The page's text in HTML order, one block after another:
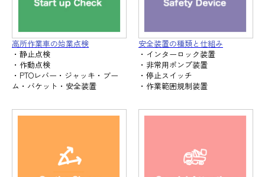
高所作業車の始業点検
・静止点検
・作動点検
・PTOレバー・ジャッキ・ブー
ム・バケット・安全装置
安全装置の種類と仕組み
・インターロック装置
・非常用ポンプ装置
・停止スイッチ
・作業範囲規制装置